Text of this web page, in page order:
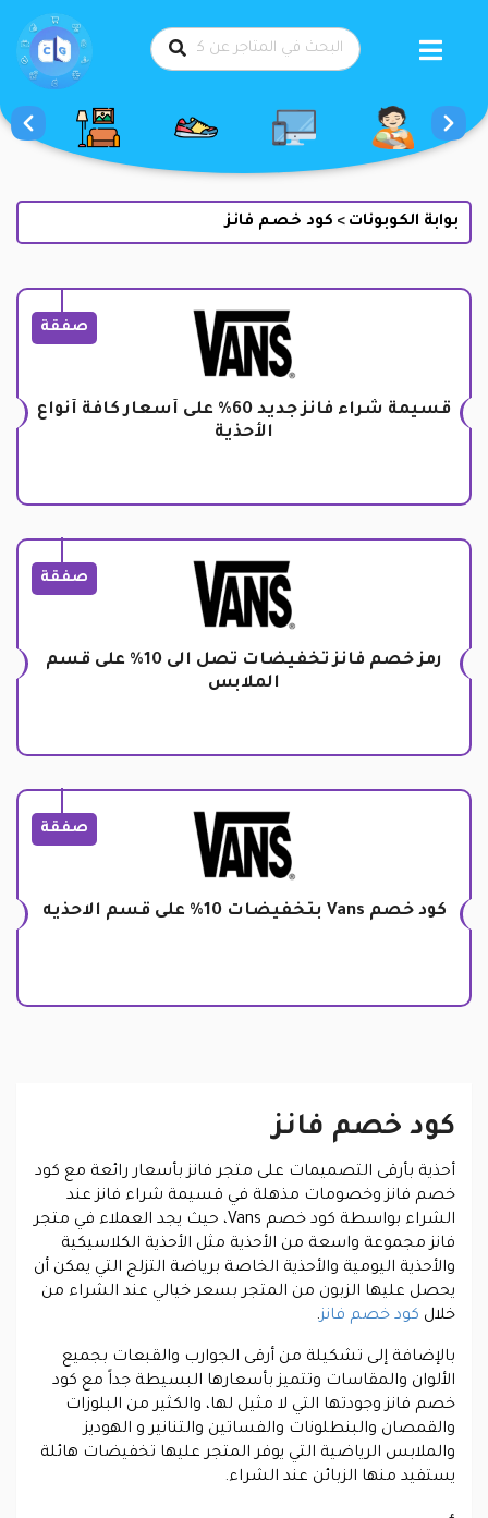
بوابة الكوبونات > كود خصم فانز
صفقة
قسيمة شراء فانز جديد 60% على أسعار كافة أنواع
الأحذية
صفقة
رمز خصم فانز تخفيضات تصل الى 10% على قسم
الملابس
صفقة
كود خصم Vans بتخفيضات 10% على قسم الاحذيه
كود خصم فانز
أحذية بأرقى التصميمات على متجر فانز بأسعار رائعة مع كود
خصم فانز وخصومات مذهلة في قسيمة شراء فانز عند
الشراء بواسطة كود خصم Vans، حيث يجد العملاء في متجر
فانز مجموعة واسعة من الأحذية مثل الأحذية الكلاسيكية
والأحذية اليومية والأحذية الخاصة برياضة التزلج التي يمكن أن
يحصل عليها الزبون من المتجر بسعر خيالي عند الشراء من
خلال كود خصم فانز.
بالإضافة إلى تشكيلة من أرقى الجوارب والقبعات بجميع
الألوان والمقاسات وتتميز بأسعارها البسيطة جداً مع كود
خصم فانز وجودتها التي لا مثيل لها، والكثير من البلوزات
والقمصان والبنطلونات والفساتين والتنانير و الهوديز
والملابس الرياضية التي يوفر المتجر عليها تخفيضات هائلة
يستفيد منها الزبائن عند الشراء.